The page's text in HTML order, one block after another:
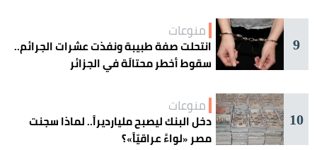
9
منوعات
انتحلت صفة طبيبة ونفذت عشرات الجرائم..
سقوط أخطر محتالَة في الجزائر
10
منوعات
دخل البنك ليصبح مليارديراً.. لماذا سجنت
مصر «لواءً عراقيّاً»؟